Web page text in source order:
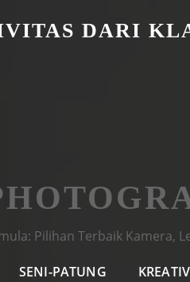
DARI
SENI-PATUNG
Pilihan Terbaik Kamera,